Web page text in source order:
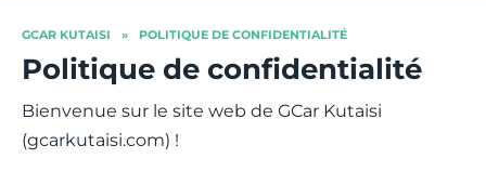
GCAR KUTAISI » POLITIQUE DE CONFIDENTIALITÉ
Politique de confidentialité
Bienvenue sur le site web de GCar Kutaisi
(gcarkutaisi.com) !